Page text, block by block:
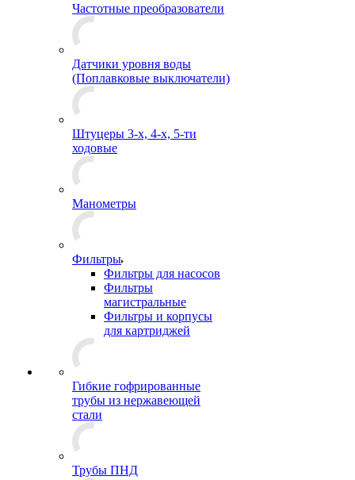
Частотные преобразователи
Датчики уровня воды
(Поплавковые выключатели)
Штуцеры 3-х, 4-х, 5-ти
ходовые
Манометры
Фильтры
Фильтры для насосов
Фильтры
магистральные
Фильтры и корпусы
для картриджей
Гибкие гофрированные
трубы из нержавеющей
стали
Трубы ПНД